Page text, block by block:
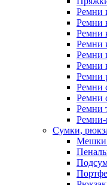
Ремни
Ремни
Ремни
Ремни
Ремни
Ремни
Ремни
Ремни
Ремни
Ремни
Ремни-
Сумки,
Мешки